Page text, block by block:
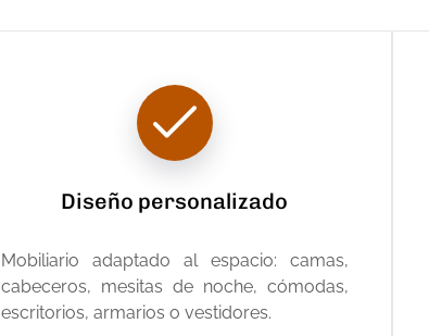
Diseño personalizado
Mobiliario adaptado al espacio: camas,
cabeceros, mesitas de noche, cómodas,
escritorios, armarios o vestidores.